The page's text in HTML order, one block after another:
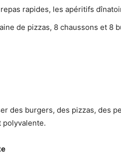
rapides, les apéritifs
de pizzas, 8 chaussons et 8
des burgers, des pizzas, des
polyvalente.